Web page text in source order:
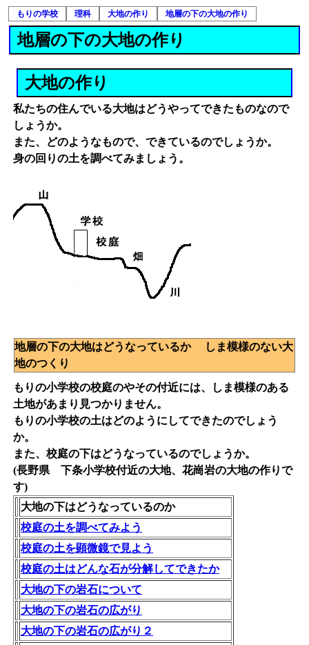
もりの学校 理科 大地の作り 地層の下の大地の作り
地層の下の大地の作り
大地の作り
私たちの住んでいる大地はどうやってできたものなので
しょうか。
また、どのようなもので、できているのでしょうか。
身の回りの土を調べてみましょう。
地層の下の大地はどうなっているか しま模様のない大
地のつくり
もりの小学校の校庭のやその付近には、しま模様のある
土地があまり見つかりません。
もりの小学校の土はどのようにしてできたのでしょう
か。
また、校庭の下はどうなっているのでしょうか。
(長野県 下条小学校付近の大地、花崗岩の大地の作りで
す)
大地の下はどうなっているのか
校庭の土を調べてみよう
校庭の土を顕微鏡で見よう
校庭の土はどんな石が分解してできたか
大地の下の岩石について
大地の下の岩石の広がり
大地の下の岩石の広がり２